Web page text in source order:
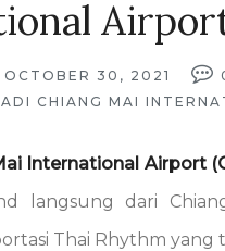
OCTOBER 30, 2021
CHIANG MAI
International Airport
langsung dari
Thai Rhythm yang